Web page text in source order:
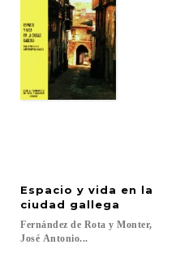
Espacio y vida en la
ciudad gallega
Fernández de Rota y Monter,
José Antonio...